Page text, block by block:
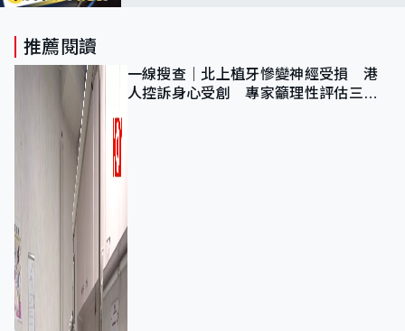
推薦閱讀
一線搜查｜北上植牙慘變神經受損 港
人控訴身心受創 專家籲理性評估三大